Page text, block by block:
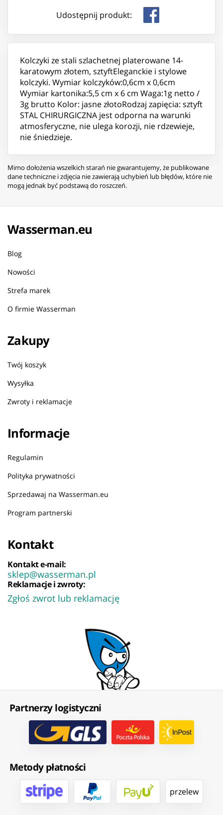
Udostępnij produkt:
Kolczyki ze stali szlachetnej platerowane 14-
karatowym złotem, sztyftEleganckie i stylowe
kolczyki. Wymiar kolczyków:0,6cm x 0,6cm
Wymiar kartonika:5,5 cm x 6 cm Waga:1g netto /
3g brutto Kolor: jasne złotoRodzaj zapięcia: sztyft
STAL CHIRURGICZNA jest odporna na warunki
atmosferyczne, nie ulega korozji, nie rdzewieje,
nie śniedzieje.
Mimo dołożenia wszelkich starań nie gwarantujemy, że publikowane
dane techniczne i zdjęcia nie zawierają uchybień lub błędów, które nie
mogą jednak być podstawą do roszczeń.
Wasserman.eu
Blog
Nowości
Strefa marek
O firmie Wasserman
Zakupy
Twój koszyk
Wysyłka
Zwroty i reklamacje
Informacje
Regulamin
Polityka prywatności
Sprzedawaj na Wasserman.eu
Program partnerski
Kontakt
Kontakt e-mail:
sklep@wasserman.pl
Reklamacje i zwroty:
Zgłoś zwrot lub reklamację
Partnerzy logistyczni
Metody płatności
przelew